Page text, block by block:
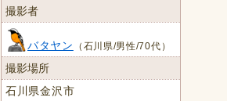
撮影者
バタヤン （石川県/男性/70代）
撮影場所
石川県金沢市